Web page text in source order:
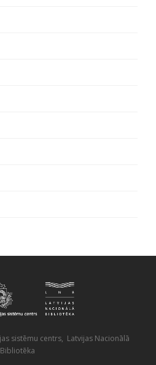
sistēmu centrs, Latvijas Nacionālā
Bibliotēka